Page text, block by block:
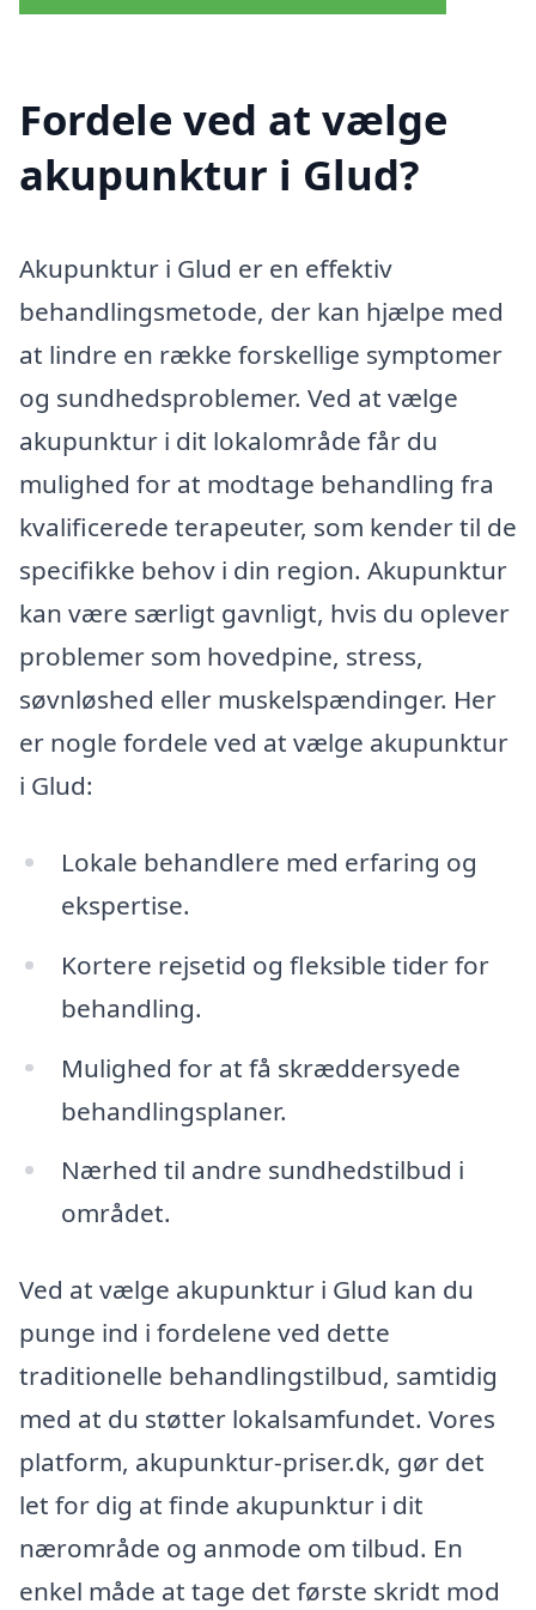
Fordele ved at vælge
akupunktur i Glud?
Akupunktur i Glud er en effektiv
behandlingsmetode, der kan hjælpe med
at lindre en række forskellige symptomer
og sundhedsproblemer. Ved at vælge
akupunktur i dit lokalområde får du
mulighed for at modtage behandling fra
kvalificerede terapeuter, som kender til de
specifikke behov i din region. Akupunktur
kan være særligt gavnligt, hvis du oplever
problemer som hovedpine, stress,
søvnløshed eller muskelspændinger. Her
er nogle fordele ved at vælge akupunktur
i Glud:
Lokale behandlere med erfaring og
ekspertise.
Kortere rejsetid og fleksible tider for
behandling.
Mulighed for at få skræddersyede
behandlingsplaner.
Nærhed til andre sundhedstilbud i
området.
Ved at vælge akupunktur i Glud kan du
punge ind i fordelene ved dette
traditionelle behandlingstilbud, samtidig
med at du støtter lokalsamfundet. Vores
platform, akupunktur-priser.dk, gør det
let for dig at finde akupunktur i dit
nærområde og anmode om tilbud. En
enkel måde at tage det første skridt mod